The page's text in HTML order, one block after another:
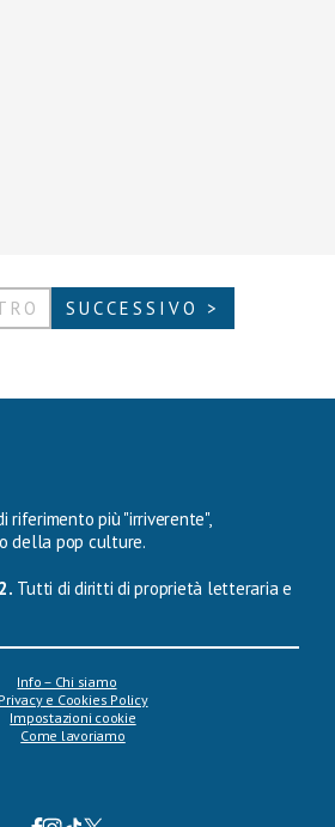
SUCCESSIVO >
riferimento più "irriverente",
della pop culture.
Tutti di diritti di proprietà letteraria e
Info – Chi siamo
Privacy e Cookies Policy
Impostazioni cookie
Come lavoriamo